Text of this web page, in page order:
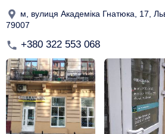
м, вулиця Академіка Гнатюка, 17,
79007
+380 322 553 068